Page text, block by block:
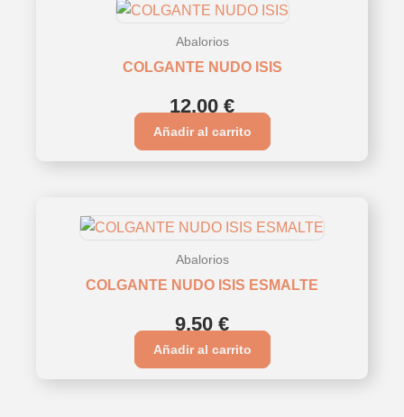
Abalorios
COLGANTE NUDO ISIS
12,00 €
Añadir al carrito
Abalorios
COLGANTE NUDO ISIS ESMALTE
9,50 €
Añadir al carrito